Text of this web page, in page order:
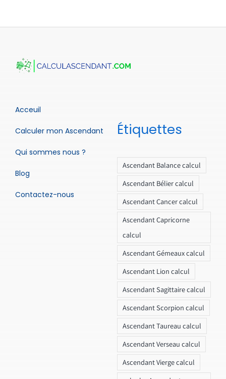
Acceuil
Calculer mon Ascendant
Qui sommes nous ?
Blog
Contactez-nous
Étiquettes
Ascendant Balance calcul
Ascendant Bélier calcul
Ascendant Cancer calcul
Ascendant Capricorne
calcul
Ascendant Gémeaux calcul
Ascendant Lion calcul
Ascendant Sagittaire calcul
Ascendant Scorpion calcul
Ascendant Taureau calcul
Ascendant Verseau calcul
Ascendant Vierge calcul